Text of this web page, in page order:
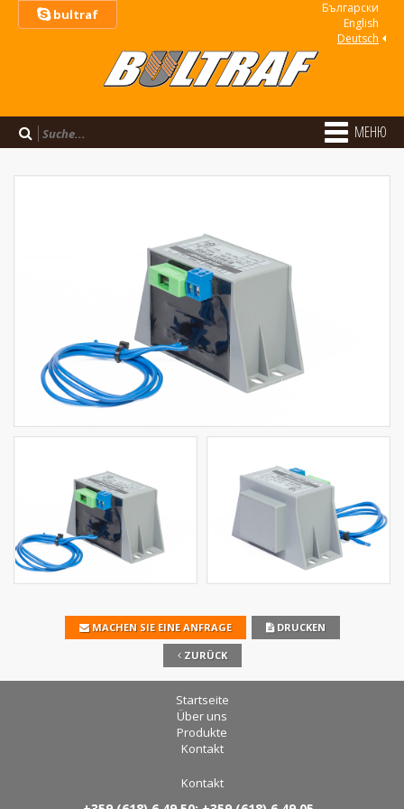
bultraf
Български
Еnglish
Deutsch
MACHEN SIE EINE ANFRAGE DRUCKEN
ZURÜCK
Startseite
Über uns
Produkte
Kontakt
Kontakt